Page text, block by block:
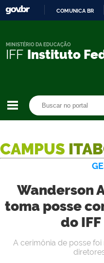
COMUNICA BR
IFF Instituto
MINISTÉRIO DA EDUCAÇÃO
CAMPUS
Wanderson
toma posse
do
A cerimônia de posse